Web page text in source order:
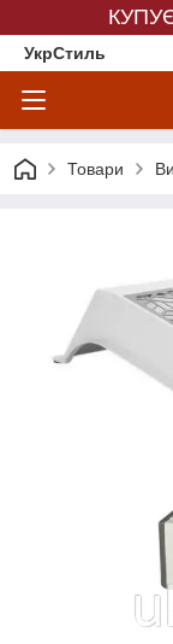
УкрСтиль
Товари